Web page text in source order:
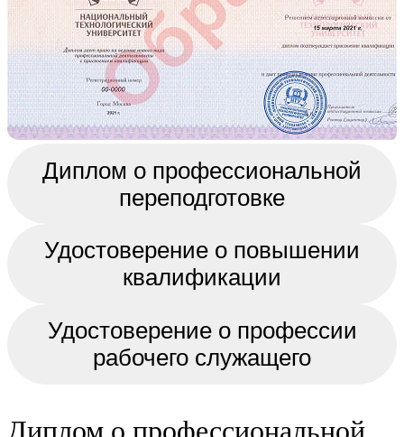
Диплом о профессиональной
переподготовке
Удостоверение о повышении
квалификации
Удостоверение о профессии
рабочего служащего
Диплом о профессиональной